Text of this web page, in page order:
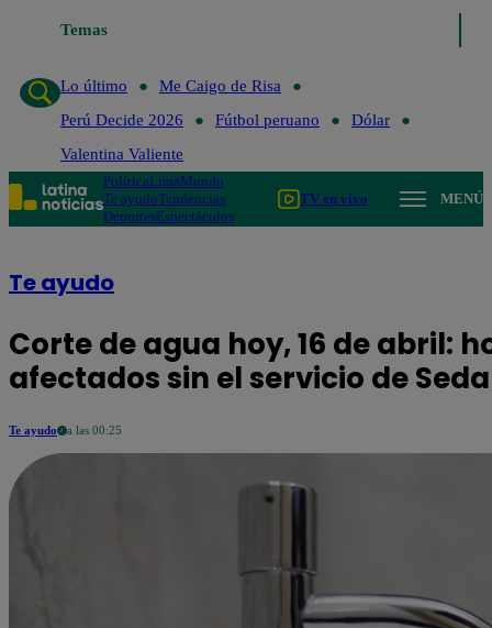
Temas
Lo último
Me Caigo de Risa
Perú Decide 2026
Fútbol peruano
Dólar
Valentina Valiente
PolíticaLimaMundo
Te ayudoTendencias
DeportesEspectáculos
TV en vivo MENÚ
Te ayudo
Corte de agua hoy, 16 de abril:
afectados sin el servicio de
Te ayudo a las 00:25